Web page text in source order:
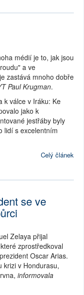
médií je to, jak jsou
a ve
zastává mnoho dobře
Paul Krugman.
k válce v Iráku: Ke
jako k
jestřáby byly
lidí s excelentním
Celý článek
se ve
Zelaya přijal
zprostředkoval
Oscar Arias.
krizi v Hondurasu,
informovala